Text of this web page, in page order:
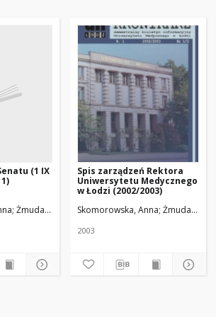
(1 IX
Żmuda, Ryszard. Red. nacz.
Spis zarządzeń Rektora
Uniwersytetu Medycznego
w Łodzi (2002/2003)
Skomorowska, Anna Żmuda,
2003